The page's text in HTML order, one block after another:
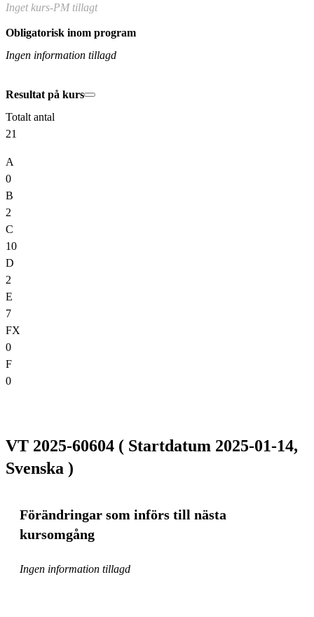
Inget kurs-PM tillagt
Obligatorisk inom program
Ingen information tillagd
Resultat på kurs
Totalt antal
21
A
0
B
2
C
10
D
2
E
7
FX
0
F
0
VT 2025-60604 ( Startdatum 2025-01-14,
Svenska )
Förändringar som införs till nästa
kursomgång
Ingen information tillagd